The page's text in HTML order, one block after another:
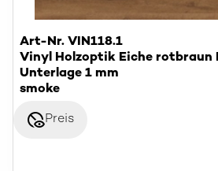
Art-Nr. VIN118.1
Vinyl Holzoptik Eiche rotbraun
Unterlage 1 mm
smoke
disabled_visiblePreis